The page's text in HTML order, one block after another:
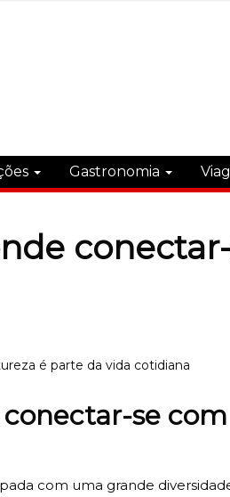
Gastronomia
se
com uma grande